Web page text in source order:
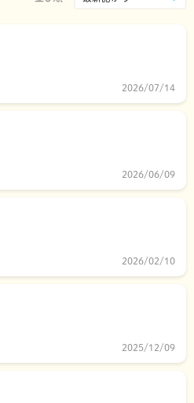
2026/07/14
2026/06/09
2026/02/10
2025/12/09